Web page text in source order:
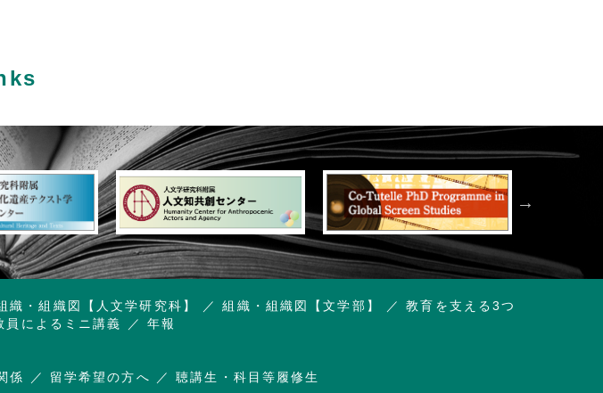
織・組織図【人文学研究科】 組織・組織図【文学部】
教育を支える3つ
員によるミニ講義
年報
係 留学希望の方へ 聴講生・科目等履修生